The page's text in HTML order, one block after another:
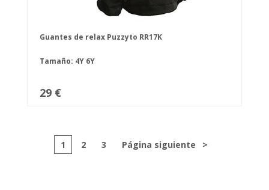
Guantes de relax Puzzyto RR17K
Tamaño: 4Y 6Y
29 €
1 2 3 Página siguiente >